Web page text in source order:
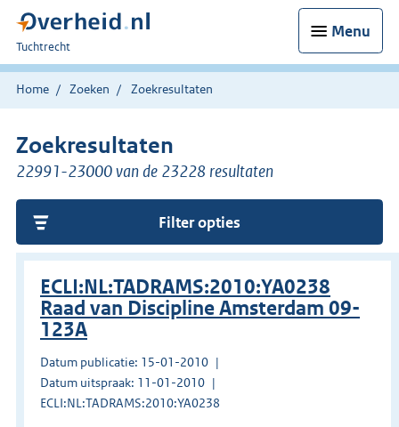
Menu
U
bent
hier:
Tuchtrecht
Home Zoeken Zoekresultaten
Zoekresultaten
22991-23000 van de 23228 resultaten
Filter opties
ECLI:NL:TADRAMS:2010:YA0238
Raad van Discipline Amsterdam 09-
123A
Datum publicatie: 15-01-2010
Datum uitspraak: 11-01-2010
ECLI:NL:TADRAMS:2010:YA0238